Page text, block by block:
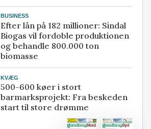
BUSINESS
Efter lån på 182 millioner: Sindal
Biogas vil fordoble produktionen
og behandle 800.000 ton
biomasse
KVÆG
500-600 køer i stort
barmarksprojekt: Fra beskeden
start til store drømme